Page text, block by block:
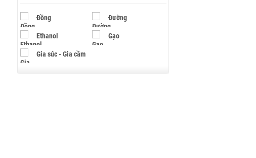
Đồng Đường
Ethanol Gạo
Gia súc - Gia cầm